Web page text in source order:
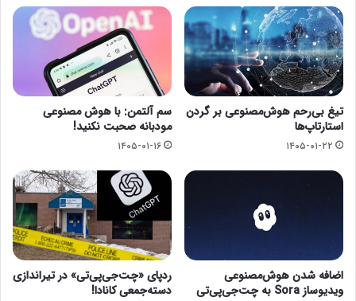
تیغ بی‌رحم هوش‌مصنوعی بر گردن
استارتاپ‌ها
۱۴۰۵-۰۱-۲۲
سم آلتمن: با هوش مصنوعی
مودبانه صحبت نکنید!
۱۴۰۵-۰۱-۱۶
اضافه شدن هوش‌مصنوعی
ویدیوساز Sora به چت‌جی‌پی‌تی
ردپای «چت‌جی‌پی‌تی» در تیراندازی
دسته‌جمعی کانادا!